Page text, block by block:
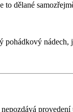
dělané
pohádkový nádech,